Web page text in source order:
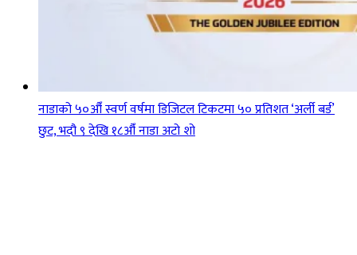
नाडाको ५०औँ स्वर्ण वर्षमा डिजिटल टिकटमा ५० प्रतिशत ‘अर्ली बर्ड’
छुट, भदौ ९ देखि १८औँ नाडा अटो शो